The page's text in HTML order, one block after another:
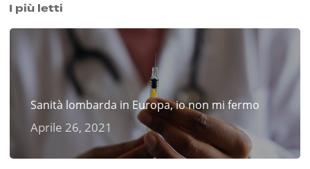
I più letti
Sanità lombarda in Europa, io non mi fermo
Aprile 26, 2021